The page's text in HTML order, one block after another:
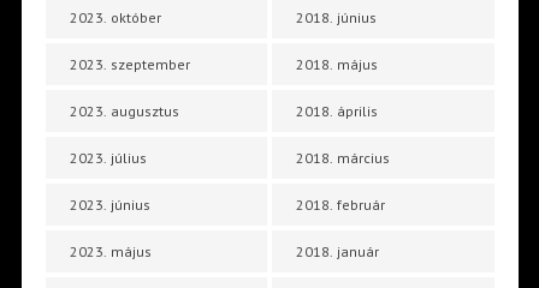
2023. október
2023. szeptember
2023. augusztus
2023. július
2023. június
2023. május
2018. június
2018. május
2018. április
2018. március
2018. február
2018. január